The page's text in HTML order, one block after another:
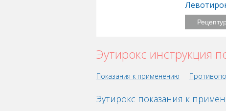
Эутирокс инструкция
Показания к применению
Эутирокс показания к